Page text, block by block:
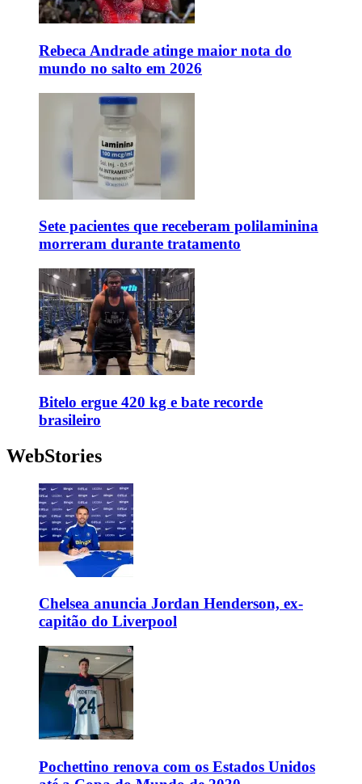
Rebeca Andrade atinge maior nota do
mundo no salto em 2026
Sete pacientes que receberam polilaminina
morreram durante tratamento
Bitelo ergue 420 kg e bate recorde
brasileiro
WebStories
Chelsea anuncia Jordan Henderson, ex-
capitão do Liverpool
Pochettino renova com os Estados Unidos